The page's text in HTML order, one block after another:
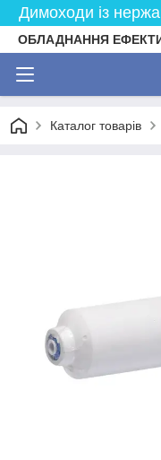
Димоходи із
ОБЛАДНАННЯ
Каталог товарів